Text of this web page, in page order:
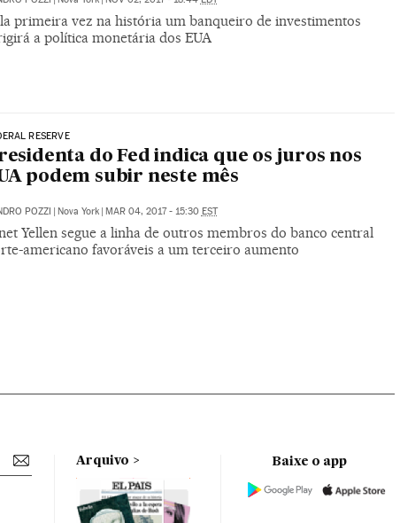
primeira vez na história um banqueiro de investimentos
a política monetária dos EUA
RESERVE
do Fed indica que os juros nos
podem subir neste mês
POZZI | Nova York | MAR 04, 2017 - 15:30 EST
Yellen segue a linha de outros membros do banco central
americano favoráveis a um terceiro aumento
Arquivo Baixe o app